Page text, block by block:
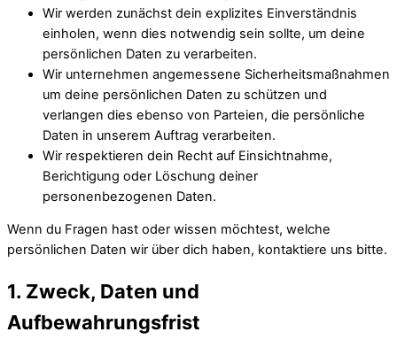
Wir werden zunächst dein explizites Einverständnis
einholen, wenn dies notwendig sein sollte, um deine
persönlichen Daten zu verarbeiten.
Wir unternehmen angemessene Sicherheitsmaßnahmen
um deine persönlichen Daten zu schützen und
verlangen dies ebenso von Parteien, die persönliche
Daten in unserem Auftrag verarbeiten.
Wir respektieren dein Recht auf Einsichtnahme,
Berichtigung oder Löschung deiner
personenbezogenen Daten.
Wenn du Fragen hast oder wissen möchtest, welche
persönlichen Daten wir über dich haben, kontaktiere uns bitte.
1. Zweck, Daten und
Aufbewahrungsfrist